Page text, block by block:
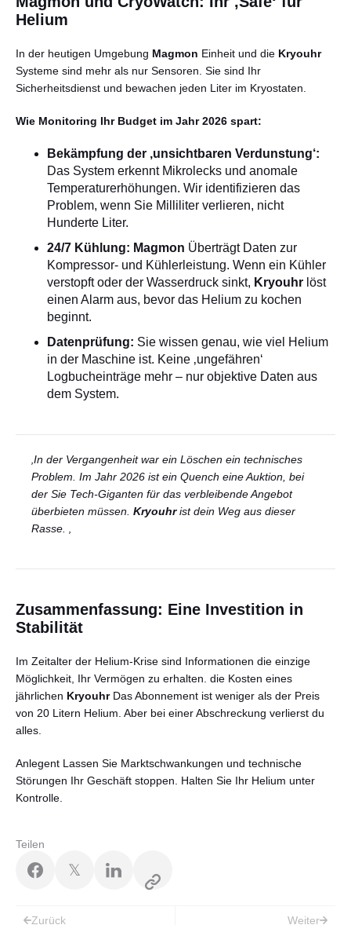
Helium
In der heutigen Umgebung Magmon Einheit und die Kryouhr
Systeme sind mehr als nur Sensoren. Sie sind Ihr
Sicherheitsdienst und bewachen jeden Liter im Kryostaten.
Wie Monitoring Ihr Budget im Jahr 2026 spart:
Bekämpfung der ‚unsichtbaren Verdunstung‘:
Das System erkennt Mikrolecks und anomale
Temperaturerhöhungen. Wir identifizieren das
Problem, wenn Sie Milliliter verlieren, nicht
Hunderte Liter.
24/7 Kühlung: Magmon Überträgt Daten zur
Kompressor- und Kühlerleistung. Wenn ein Kühler
verstopft oder der Wasserdruck sinkt, Kryouhr löst
einen Alarm aus, bevor das Helium zu kochen
beginnt.
Datenprüfung: Sie wissen genau, wie viel Helium
in der Maschine ist. Keine ‚ungefähren‘
Logbucheinträge mehr – nur objektive Daten aus
dem System.
‚In der Vergangenheit war ein Löschen ein technisches
Problem. Im Jahr 2026 ist ein Quench eine Auktion, bei
der Sie Tech-Giganten für das verbleibende Angebot
überbieten müssen. Kryouhrist dein Weg aus dieser
Rasse. ‚
Zusammenfassung: Eine Investition in
Stabilität
Im Zeitalter der Helium-Krise sind Informationen die einzige
Möglichkeit, Ihr Vermögen zu erhalten. die Kosten eines
jährlichen KryouhrDas Abonnement ist weniger als der Preis
von 20 Litern Helium. Aber bei einer Abschreckung verlierst du
alles.
Anlegent Lassen Sie Marktschwankungen und technische
Störungen Ihr Geschäft stoppen. Halten Sie Ihr Helium unter
Kontrolle.
Teilen
𝕏
Beitragsnavigation
Zurück Weiter